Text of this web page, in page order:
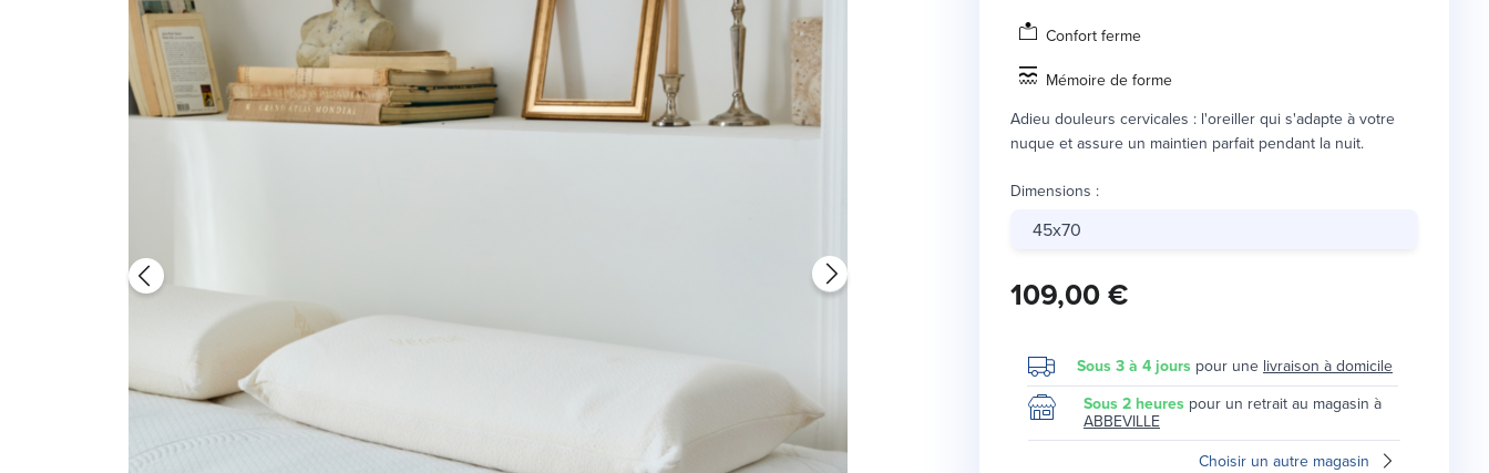
Confort ferme
Mémoire de forme
Adieu douleurs cervicales : l'oreiller qui s'adapte à votre
nuque et assure un maintien parfait pendant la nuit.
Dimensions :
45x70
109,00 €
Sous 3 à 4 jours pour une livraison à domicile
Sous 2 heures pour un retrait au magasin à
ABBEVILLE
Choisir un autre magasin